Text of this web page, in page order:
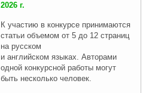
2026 г.
К участию в конкурсе принимаются
статьи объемом от 5 до 12 страниц
на русском
и английском языках. Авторами
одной конкурсной работы могут
быть несколько человек.